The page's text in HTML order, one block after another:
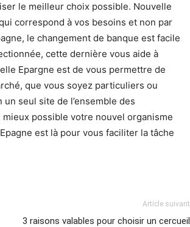
le meilleur choix possible. Nouvelle
correspond à vos besoins et non par
le changement de banque est facile
cette dernière vous aide à
Epargne est de vous permettre de
que vous soyez particuliers ou
seul site de l’ensemble des
possible votre nouvel organisme
est là pour vous faciliter la tâche
Article suivant
3 raisons valables pour choisir un cercueil